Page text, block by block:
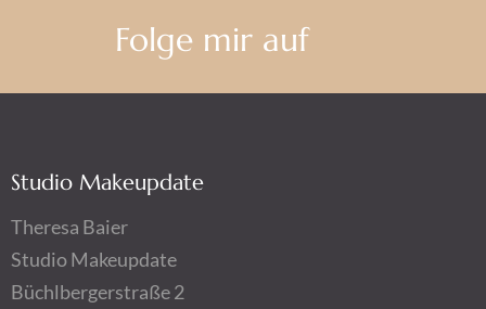
Folge mir auf
Studio Makeupdate
Theresa Baier
Studio Makeupdate
Büchlbergerstraße 2